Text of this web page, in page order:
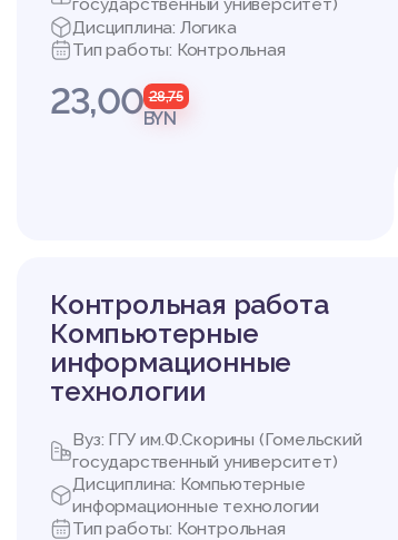
государственный университет)
Дисциплина: Логика
Тип работы: Контрольная
23,00 28,75
BYN
Контрольная работа
Компьютерные
информационные
технологии
Вуз: ГГУ им.Ф.Скорины (Гомельский
государственный университет)
Дисциплина: Компьютерные
информационные технологии
Тип работы: Контрольная